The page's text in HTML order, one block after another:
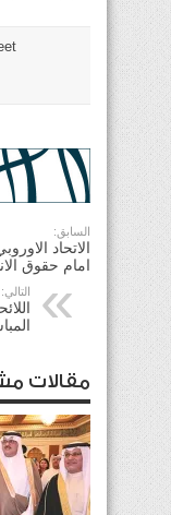
السابق:
الاتحاد
امام حقوق
التالي:
مقالات